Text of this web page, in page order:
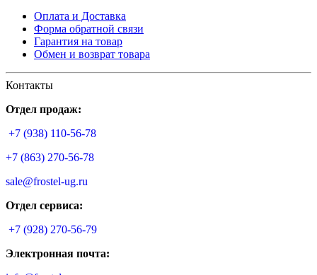
Оплата и Доставка
Форма обратной связи
Гарантия на товар
Обмен и возврат товара
Контакты
Отдел продаж:
+7 (938) 110-56-78
+7 (863) 270-56-78
sale@frostel-ug.ru
Отдел сервиса:
+7 (928) 270-56-79
Электронная почта: